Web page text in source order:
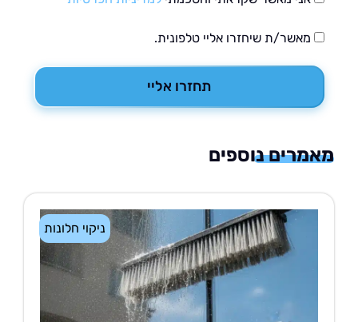
מאשר/ת שיחזרו אליי טלפונית.
תחזרו אליי
נוספים
ניקוי חלונות